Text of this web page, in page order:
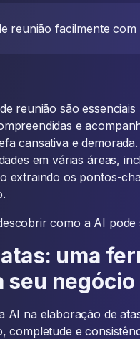
reunião facilmente com
reunião são
e
cansativa e
em várias áreas,
extraindo os pontos-
como a AI
uma
seu negócio
AI na elaboração de
completude e